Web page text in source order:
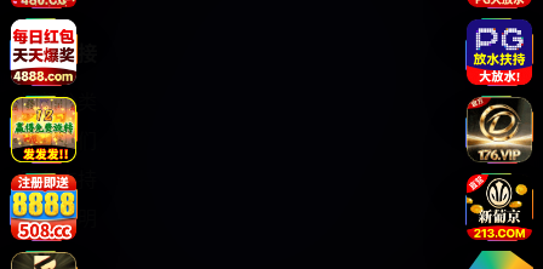
快速链接
视频分类
关于我们
服务支持
版权声明